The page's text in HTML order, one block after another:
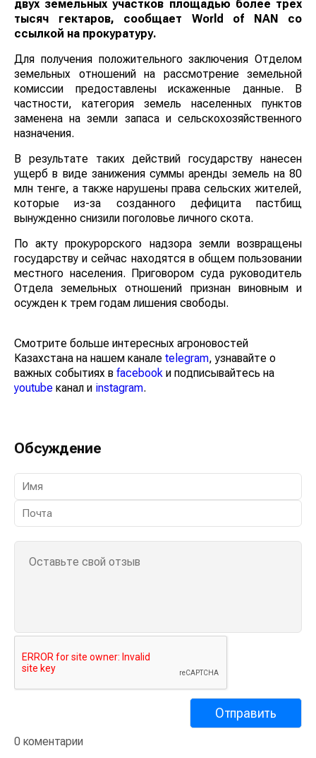
двух земельных участков площадью более трех
тысяч гектаров, сообщает World of NAN со
ссылкой на прокуратуру.
Для получения положительного заключения Отделом
земельных отношений на рассмотрение земельной
комиссии предоставлены искаженные данные. В
частности, категория земель населенных пунктов
заменена на земли запаса и сельскохозяйственного
назначения.
В результате таких действий государству нанесен
ущерб в виде занижения суммы аренды земель на 80
млн тенге, а также нарушены права сельских жителей,
которые из-за созданного дефицита пастбищ
вынужденно снизили поголовье личного скота.
По акту прокурорского надзора земли возвращены
государству и сейчас находятся в общем пользовании
местного населения. Приговором суда руководитель
Отдела земельных отношений признан виновным и
осужден к трем годам лишения свободы.
Смотрите больше интересных агроновостей
Казахстана на нашем канале telegram, узнавайте о
важных событиях в facebook и подписывайтесь на
youtube канал и instagram.
Обсуждение
0 коментарии